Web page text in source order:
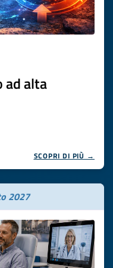
ad alta
SCOPRI DI PIÙ →
2027